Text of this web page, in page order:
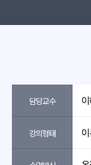
담당교수
강의형태